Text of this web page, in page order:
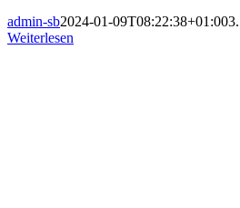
admin-sb2024-01-09T08:22:38+01:00
Weiterlesen